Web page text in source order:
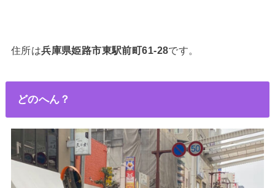
住所は兵庫県姫路市東駅前町61-28です。
どのへん？